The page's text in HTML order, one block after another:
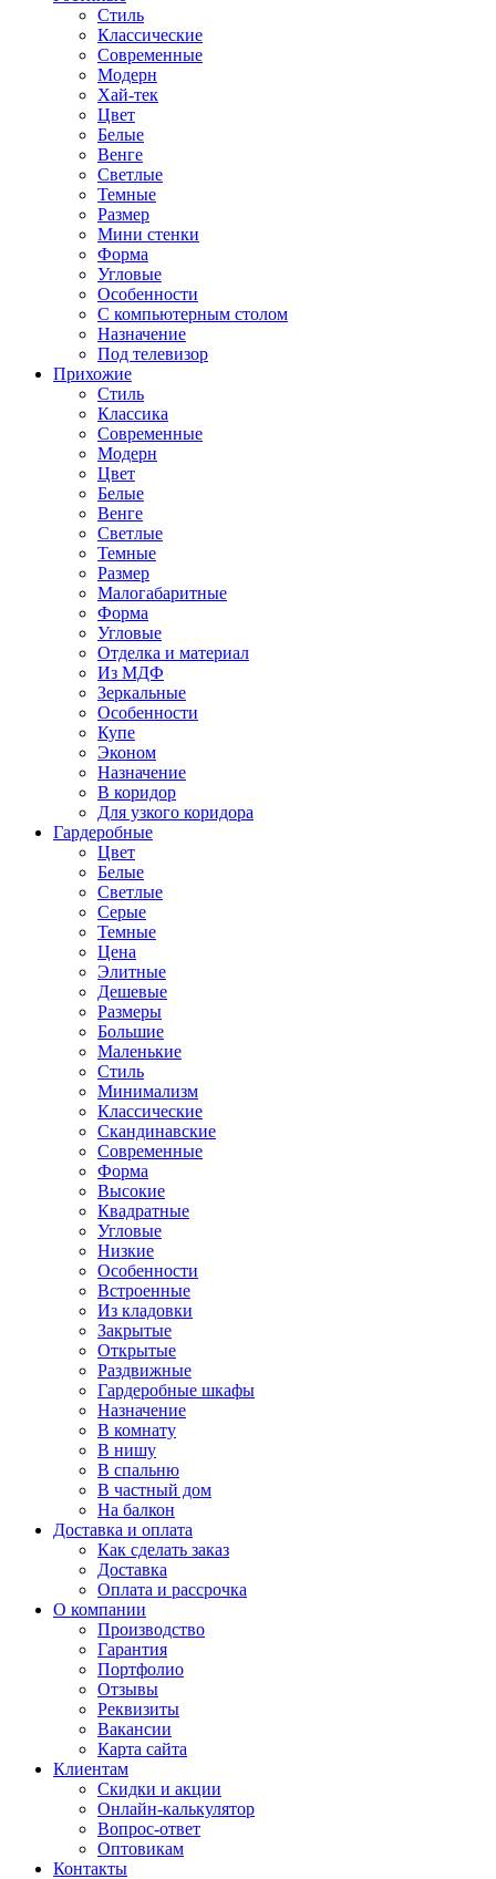
Стиль
Классические
Современные
Модерн
Хай-тек
Цвет
Белые
Венге
Светлые
Темные
Размер
Мини стенки
Форма
Угловые
Особенности
С компьютерным столом
Назначение
Под телевизор
Прихожие
Стиль
Классика
Современные
Модерн
Цвет
Белые
Венге
Светлые
Темные
Размер
Малогабаритные
Форма
Угловые
Отделка и материал
Из МДФ
Зеркальные
Особенности
Купе
Эконом
Назначение
В коридор
Для узкого коридора
Гардеробные
Цвет
Белые
Светлые
Серые
Темные
Цена
Элитные
Дешевые
Размеры
Большие
Маленькие
Стиль
Минимализм
Классические
Скандинавские
Современные
Форма
Высокие
Квадратные
Угловые
Низкие
Особенности
Встроенные
Из кладовки
Закрытые
Открытые
Раздвижные
Гардеробные шкафы
Назначение
В комнату
В нишу
В спальню
В частный дом
На балкон
Доставка и оплата
Как сделать заказ
Доставка
Оплата и рассрочка
О компании
Производство
Гарантия
Портфолио
Отзывы
Реквизиты
Вакансии
Карта сайта
Клиентам
Скидки и акции
Онлайн-калькулятор
Вопрос-ответ
Оптовикам
Контакты